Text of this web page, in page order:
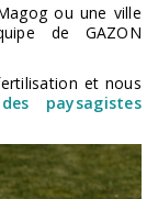
ou une ville
de GAZON
et nous
paysagistes